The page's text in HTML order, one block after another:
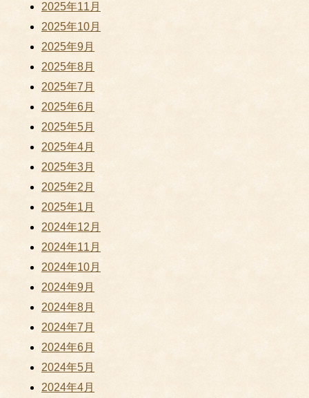
2025年11月
2025年10月
2025年9月
2025年8月
2025年7月
2025年6月
2025年5月
2025年4月
2025年3月
2025年2月
2025年1月
2024年12月
2024年11月
2024年10月
2024年9月
2024年8月
2024年7月
2024年6月
2024年5月
2024年4月